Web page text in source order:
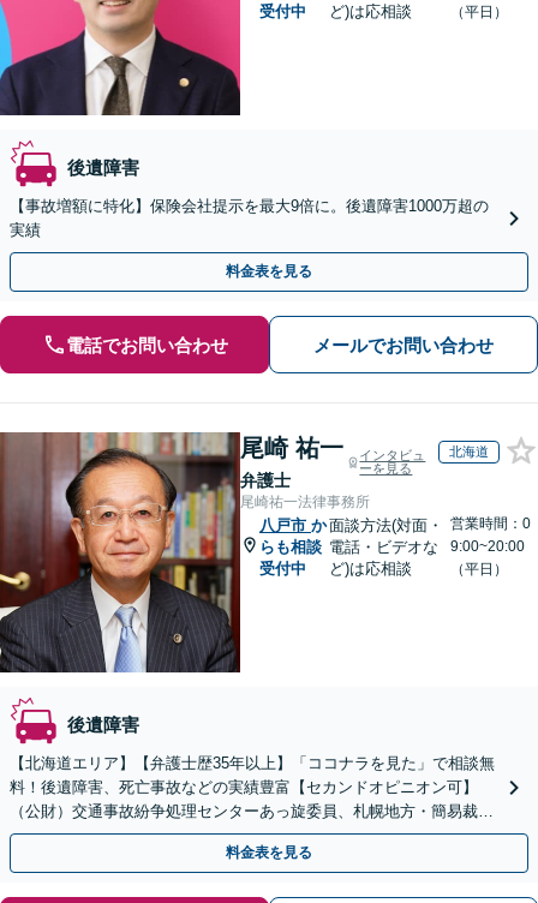
受付中
ど)は応相談
（平日）
後遺障害
【事故増額に特化】保険会社提示を最大9倍に。後遺障害1000万超の
実績
料金表を見る
電話でお問い合わせ メールでお問い合わせ
尾崎 祐一
弁護士
インタビュ
ーを見る
北海道
尾崎祐一法律事務所
八戸市 か
らも相談
受付中
面談方法(対面・
電話・ビデオな
ど)は応相談
営業時間：0
9:00~20:00
（平日）
後遺障害
【北海道エリア】【弁護士歴35年以上】「ココナラを見た」で相談無
料！後遺障害、死亡事故などの実績豊富【セカンドオピニオン可】
（公財）交通事故紛争処理センターあっ旋委員、札幌地方・簡易裁判
所調停委員の経験あり
料金表を見る